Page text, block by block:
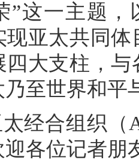
”这一主题，
现亚太共同
四大支柱，
至世界和平
太经合组织
各位记者朋